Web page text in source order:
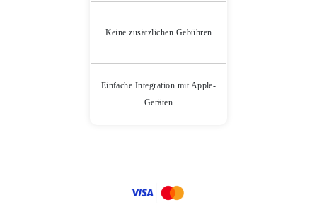
Keine zusätzlichen Gebühren
Einfache Integration mit Apple-
Geräten